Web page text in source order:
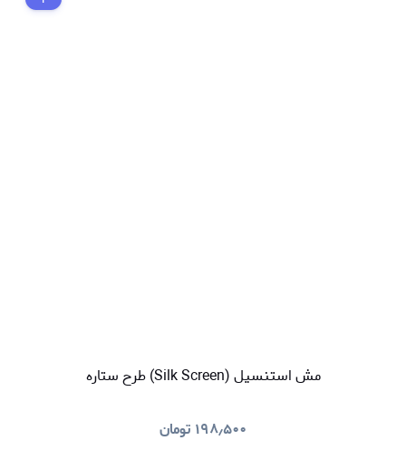
مش استنسیل (Silk Screen) طرح ستاره
۱۹۸٫۵۰۰ تومان